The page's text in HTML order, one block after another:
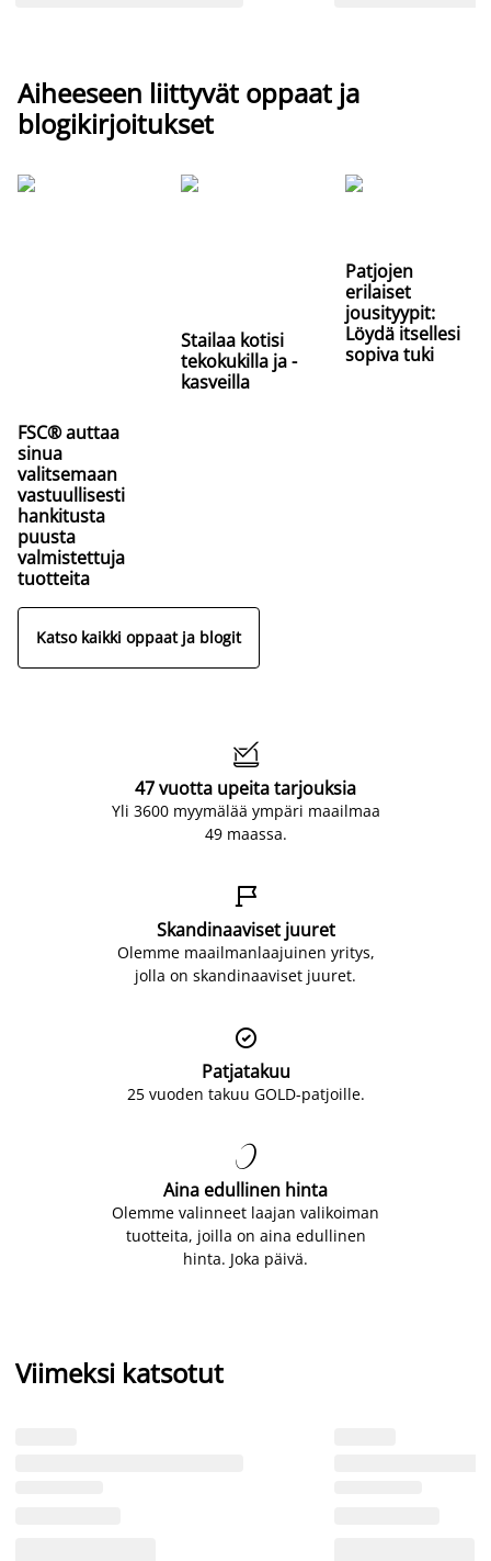
Aiheeseen liittyvät oppaat ja
blogikirjoitukset
FSC® auttaa
sinua
valitsemaan
vastuullisesti
hankitusta
puusta
valmistettuja
tuotteita
Stailaa kotisi
tekokukilla ja -
kasveilla
Patjojen
erilaiset
jousityypit:
Löydä itsellesi
sopiva tuki
Katso kaikki oppaat ja blogit

47 vuotta upeita tarjouksia
Yli 3600 myymälää ympäri maailmaa
49 maassa.

Skandinaaviset juuret
Olemme maailmanlaajuinen yritys,
jolla on skandinaaviset juuret.

Patjatakuu
25 vuoden takuu GOLD-patjoille.

Aina edullinen hinta
Olemme valinneet laajan valikoiman
tuotteita, joilla on aina edullinen
hinta. Joka päivä.
Viimeksi katsotut